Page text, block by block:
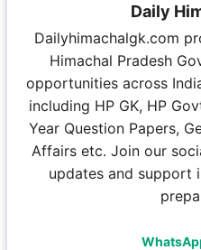
Daily
Dailyhimachalgk.com
Himachal Pradesh
opportunities across
including HP GK, HP
Year Question Papers,
Affairs etc. Join our
updates and support